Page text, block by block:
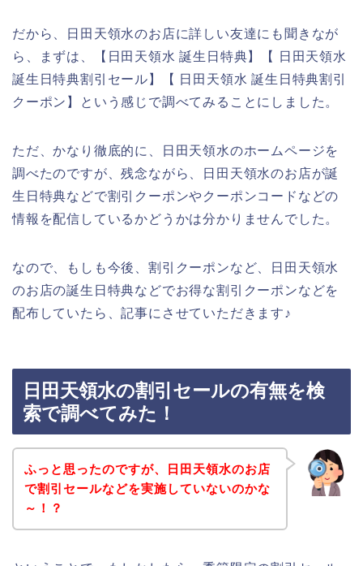
だから、日田天領水のお店に詳しい友達にも聞きなが
ら、まずは、【日田天領水 誕生日特典】【 日田天領水
誕生日特典割引セール】【 日田天領水 誕生日特典割引
クーポン】という感じで調べてみることにしました。
ただ、かなり徹底的に、日田天領水のホームページを
調べたのですが、残念ながら、日田天領水のお店が誕
生日特典などで割引クーポンやクーポンコードなどの
情報を配信しているかどうかは分かりませんでした。
なので、もしも今後、割引クーポンなど、日田天領水
のお店の誕生日特典などでお得な割引クーポンなどを
配布していたら、記事にさせていただきます♪
日田天領水の割引セールの有無を検
索で調べてみた！
ふっと思ったのですが、日田天領水のお店
で割引セールなどを実施していないのかな
～！？